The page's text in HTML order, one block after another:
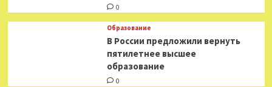
0
Образование
В России предложили вернуть
пятилетнее высшее
образование
0